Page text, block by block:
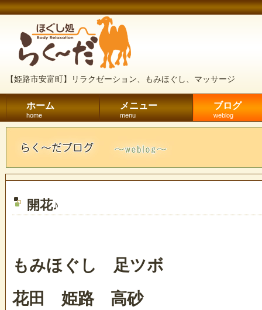
【姫路市安富町】リラクゼーション、もみほぐし、マッサージ
ホーム
home
メニュー
menu
ブログ
weblog
開花♪
もみほぐし 足ツボ
花田 姫路 高砂